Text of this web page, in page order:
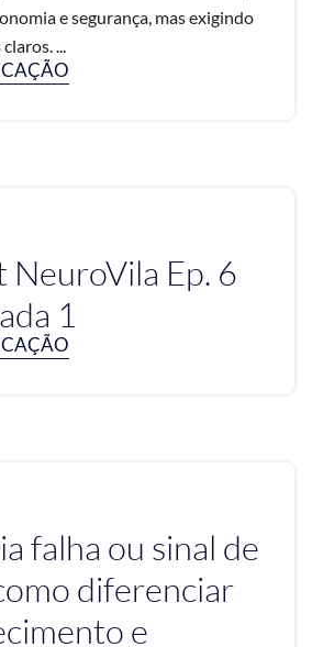
e segurança, mas exigindo
...
NeuroVila Ep. 6
1
falha ou sinal de
diferenciar
e